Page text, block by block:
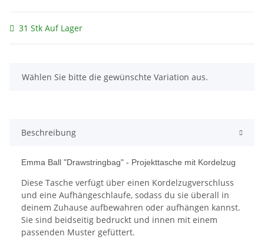
31 Stk Auf Lager
x
Wählen Sie bitte die gewünschte Variation aus.
Beschreibung
Emma Ball "Drawstringbag" - Projekttasche mit Kordelzug
Diese Tasche verfügt über einen Kordelzugverschluss
und eine Aufhängeschlaufe, sodass du sie überall in
deinem Zuhause aufbewahren oder aufhängen kannst.
Sie sind beidseitig bedruckt und innen mit einem
passenden Muster gefüttert.